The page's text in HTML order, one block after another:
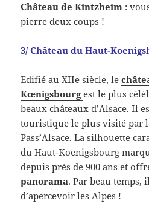
Château de Kintzheim :
pierre deux coups !
3/ Château du Haut-
Edifié au XIIe siècle, le
Kœnigsbourg est le plus
beaux châteaux d’Alsace. Il
touristique le plus visité par
Pass’Alsace. La silhouette
du Haut-Koenigsbourg
depuis près de 900 ans et
panorama. Par beau temps,
d’apercevoir les Alpes !